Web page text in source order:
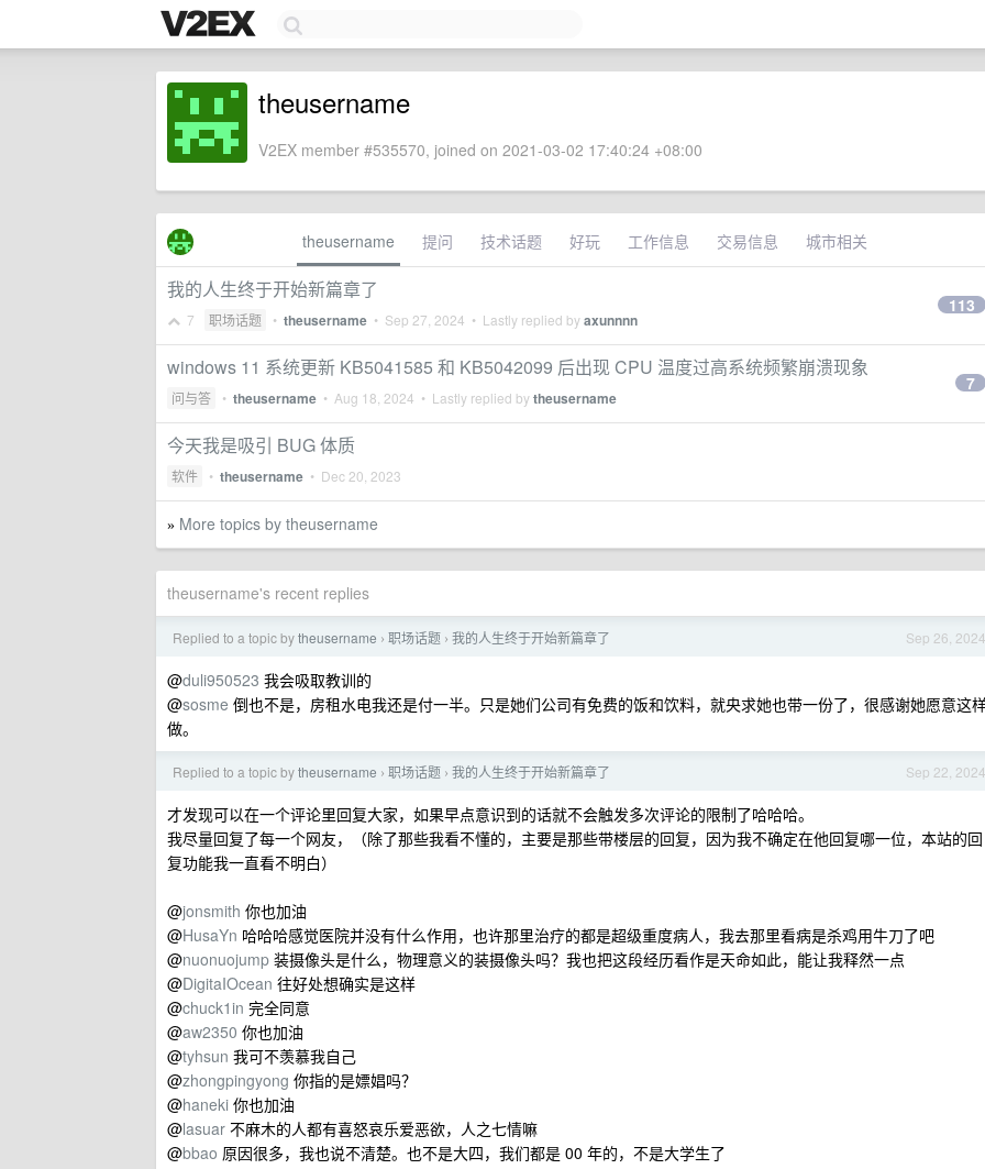
theusername
V2EX member #535570, joined on 2021-03-02 17:40:24 +08:00
theusername 提问 技术话题 好玩 工作信息 交易信息 城市相关
我的人生终于开始新篇章了
7 职场话题 • theusername • Sep 27, 2024 • Lastly replied byaxunnnn
113
windows 11 系统更新 KB5041585 和 KB5042099 后出现 CPU 温度过高系统频繁崩溃现象
问与答 • theusername • Aug 18, 2024 • Lastly replied bytheusername
7
今天我是吸引 BUG 体质
软件 • theusername • Dec 20, 2023
» More topics by theusername
theusername's recent replies
Sep 26, 2024
Replied to a topic bytheusername › 职场话题 › 我的人生终于开始新篇章了
@duli950523 我会吸取教训的
@sosme 倒也不是，房租水电我还是付一半。只是她们公司有免费的饭和饮料，就央求她也带一份了，很感谢她愿意这
做。
Sep 22, 2024
Replied to a topic bytheusername › 职场话题 › 我的人生终于开始新篇章了
才发现可以在一个评论里回复大家，如果早点意识到的话就不会触发多次评论的限制了哈哈哈。
我尽量回复了每一个网友，（除了那些我看不懂的，主要是那些带楼层的回复，因为我不确定在他回复哪一位，本站的回
复功能我一直看不明白）
@jonsmith 你也加油
@HusaYn 哈哈哈感觉医院并没有什么作用，也许那里治疗的都是超级重度病人，我去那里看病是杀鸡用牛刀了吧
@nuonuojump 装摄像头是什么，物理意义的装摄像头吗？我也把这段经历看作是天命如此，能让我释然一点
@DigitaIOcean 往好处想确实是这样
@chuck1in 完全同意
@aw2350 你也加油
@tyhsun 我可不羡慕我自己
@zhongpingyong 你指的是嫖娼吗？
@haneki 你也加油
@lasuar 不麻木的人都有喜怒哀乐爱恶欲，人之七情嘛
@bbao 原因很多，我也说不清楚。也不是大四，我们都是 00 年的，不是大学生了